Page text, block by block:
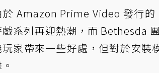
於 Amazon Prime Video 發行
戲系列再迎熱潮，而 Bethesda
家帶來一些好處，但對於安裝